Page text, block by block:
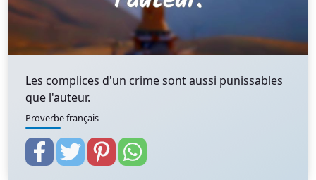
Les complices d'un crime sont aussi punissables
que l'auteur.
Proverbe français